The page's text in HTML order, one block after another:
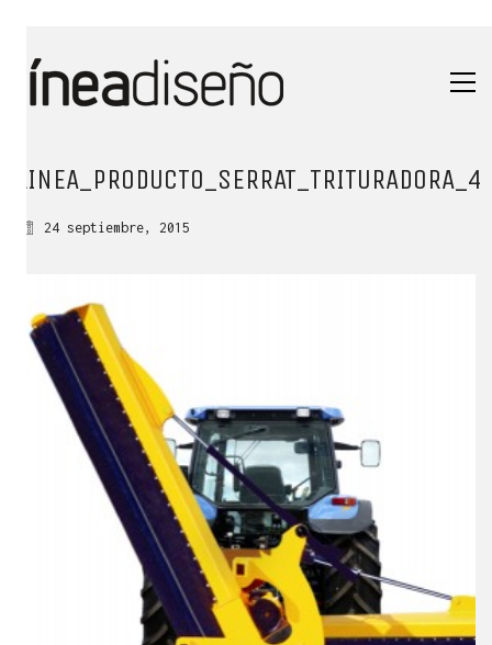
LINEA_PRODUCTO_SERRAT_TRITURADORA_4
24 septiembre, 2015